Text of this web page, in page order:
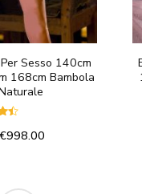
Sesso 140cm
168cm Bambola
€998.00Fascia